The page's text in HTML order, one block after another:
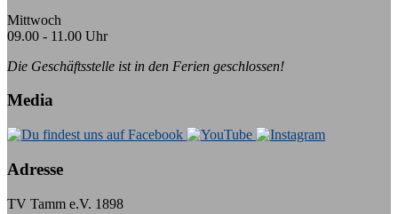
Mittwoch
09.00 - 11.00 Uhr
Die Geschäftsstelle ist in den Ferien geschlossen!
Media
Adresse
TV Tamm e.V. 1898